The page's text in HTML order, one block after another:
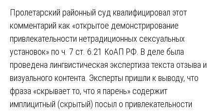
Пролетарский районный суд квалифицировал этот
комментарий как «открытое демонстрирование
привлекательности нетрадиционных сексуальных
установок» по ч. 7 ст. 6.21 КоАП РФ. В деле была
проведена лингвистическая экспертиза текста отзыва и
визуального контента. Эксперты пришли к выводу, что
фраза «скрывает то, что я парень» содержит
имплицитный (скрытый) посыл о привлекательности